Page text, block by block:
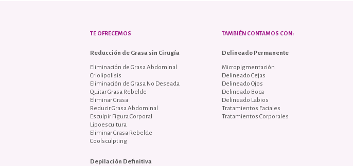
TE OFRECEMOS
Reducción de Grasa sin Cirugía
Eliminación de Grasa Abdominal
Criolipolisis
Eliminación de Grasa No Deseada
Quitar Grasa Rebelde
Eliminar Grasa
Reducir Grasa Abdominal
Esculpir Figura Corporal
Lipoescultura
Eliminar Grasa Rebelde
Coolsculpting
Depilación Definitiva
TAMBIÉN CONTAMOS CON:
Delineado Permanente
Micropigmentación
Delineado Cejas
Delineado Ojos
Delineado Boca
Delineado Labios
Tratamientos Faciales
Tratamientos Corporales